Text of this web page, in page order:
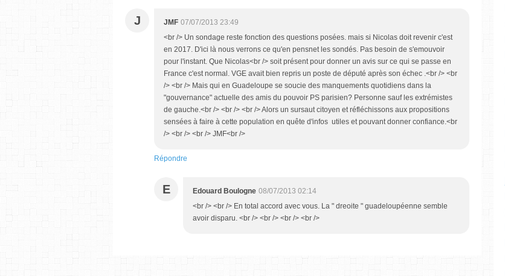
J JMF 07/07/2013 23:49
<br /> Un sondage reste fonction des questions posées. mais si Nicolas doit revenir c'est
en 2017. D'ici là nous verrons ce qu'en pensnet les sondés. Pas besoin de s'emouvoir
pour l'instant. Que Nicolas<br /> soit présent pour donner un avis sur ce qui se passe en
France c'est normal. VGE avait bien repris un poste de député après son échec .<br /> <br
/> <br /> Mais qui en Guadeloupe se soucie des manquements quotidiens dans la
"gouvernance" actuelle des amis du pouvoir PS parisien? Personne sauf les extrémistes
de gauche.<br /> <br /> <br /> Alors un sursaut citoyen et réfléchissons aux propositions
sensées à faire à cette population en quête d'infos utiles et pouvant donner confiance.<br
/> <br /> <br /> JMF<br />
Répondre
E Edouard Boulogne 08/07/2013 02:14
<br /> <br /> En total accord avec vous. La " dreoite " guadeloupéenne semble
avoir disparu. <br /> <br /> <br /> <br />